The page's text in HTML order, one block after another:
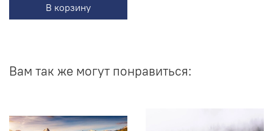
В корзину
Вам так же могут понравиться: